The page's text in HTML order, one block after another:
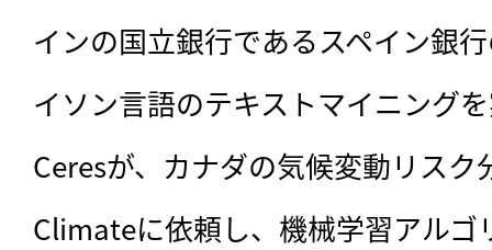
インの国立銀行であるスペイン銀
イソン言語のテキストマイニング
Ceresが、カナダの気候変動リス
Climateに依頼し、機械学習アルゴ